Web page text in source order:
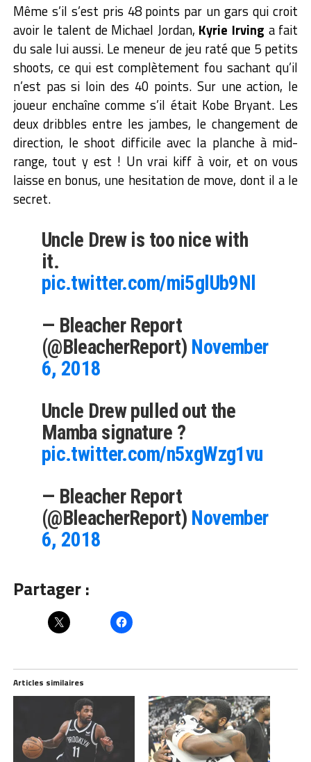
Même s’il s’est pris 48 points par un gars qui croit
avoir le talent de Michael Jordan, Kyrie Irving a fait
du sale lui aussi. Le meneur de jeu raté que 5 petits
shoots, ce qui est complètement fou sachant qu’il
n’est pas si loin des 40 points. Sur une action, le
joueur enchaîne comme s’il était Kobe Bryant. Les
deux dribbles entre les jambes, le changement de
direction, le shoot difficile avec la planche à mid-
range, tout y est ! Un vrai kiff à voir, et on vous
laisse en bonus, une hesitation de move, dont il a le
secret.
Uncle Drew is too nice with
it.
pic.twitter.com/mi5glUb9Nl
— Bleacher Report
(@BleacherReport) November
6, 2018
Uncle Drew pulled out the
Mamba signature ?
pic.twitter.com/n5xgWzg1vu
— Bleacher Report
(@BleacherReport) November
6, 2018
Partager :
Articles similaires